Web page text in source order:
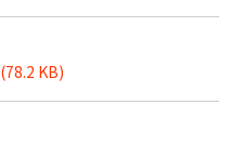
(78.2 KB)